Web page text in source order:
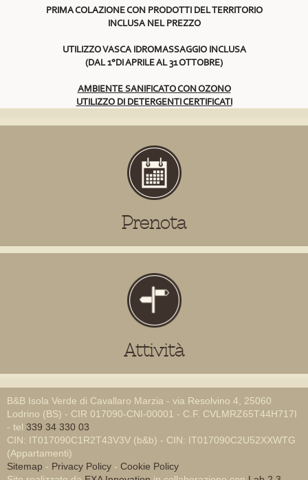
PRIMA COLAZIONE CON PRODOTTI DEL TERRITORIO
INCLUSA NEL PREZZO
UTILIZZO VASCA IDROMASSAGGIO INCLUSA
(DAL 1°DI APRILE AL 31 OTTOBRE)
AMBIENTE SANIFICATO CON OZONO
UTILIZZO DI DETERGENTI CERTIFICATI
Prenota
Attività
B&B Isola Verde di Cavallaro Marzia - via Resolvino 4, 25060
Lodrino (BS) - CIR 017090-CNI-00001 - C.F. CVLMRZ65T44H717I
- tel 339 34 330 03
CIN: IT017090C1R2T43V3V (b&b) - CIN: IT017090C2U52XXWTG
(Appartamenti)
Sitemap - Privacy Policy - Cookie Policy